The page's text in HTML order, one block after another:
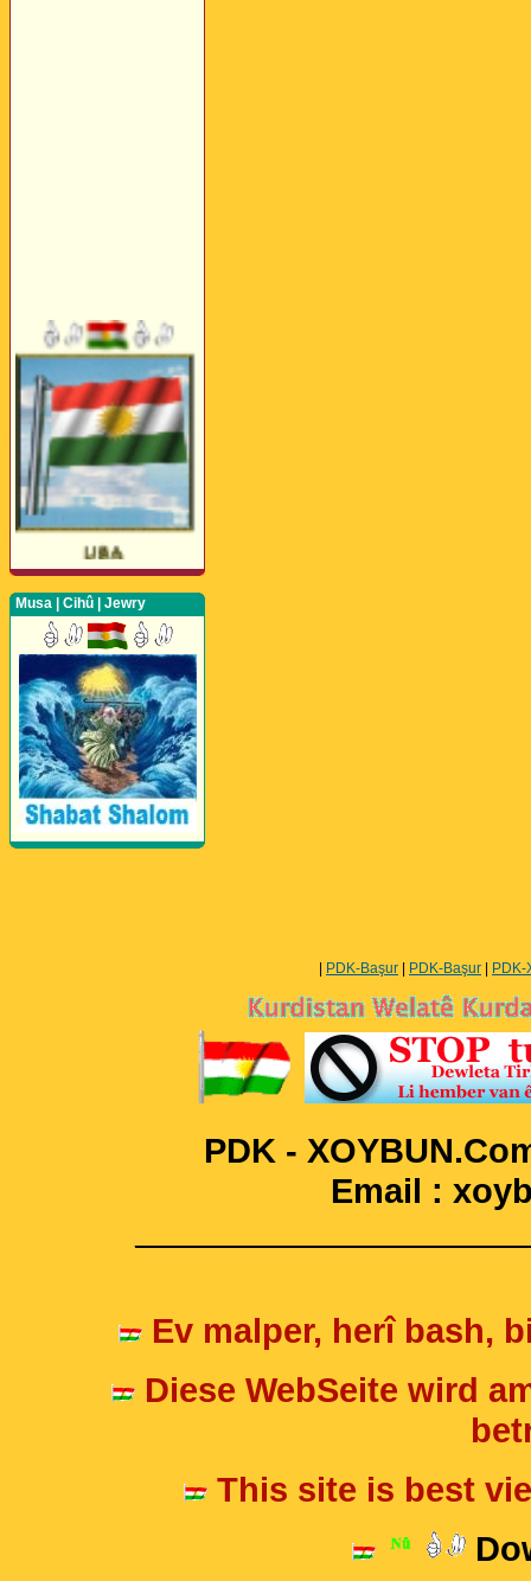
Musa | Cihû | Jewry
PDK-Başur PDK-Başur
PDK -
Email :
Ev malper, herî bash,
Diese WebSeite wird
This site is best